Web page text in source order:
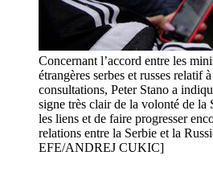
Concernant l’accord entre les
étrangères serbes et russes relatif
consultations, Peter Stano a
signe très clair de la volonté de la
les liens et de faire progresser
relations entre la Serbie et la
EFE/ANDREJ CUKIC]